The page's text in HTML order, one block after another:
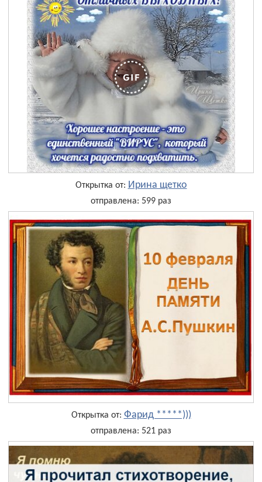
Открытка от: Ирина щетко
отправлена: 599 раз
Открытка от: Фарид *****)))
отправлена: 521 раз